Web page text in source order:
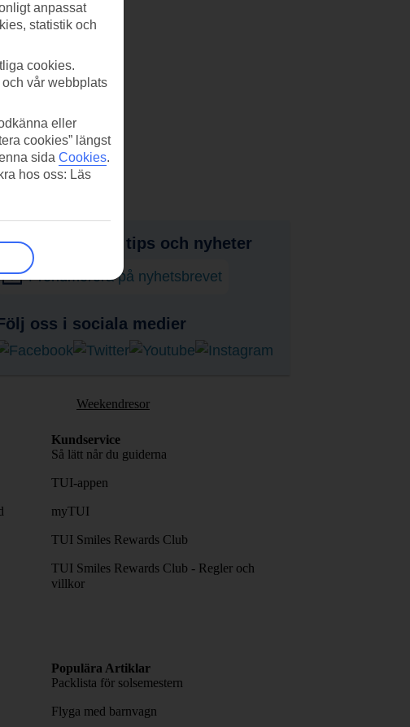
erbjudanden, tips och nyheter
Prenumerera på nyhetsbrevet
oss i sociala medier
Weekendresor
Kundservice
Så lätt når du guiderna
TUI-appen
myTUI
TUI Smiles Rewards Club
TUI Smiles Rewards Club - Regler och
villkor
Populära Artiklar
Packlista för solsemestern
Flyga med barnvagn
anpassat
statistik och
cookies.
vår webbplats
eller
cookies” längst
sida Cookies.
hos oss: Läs